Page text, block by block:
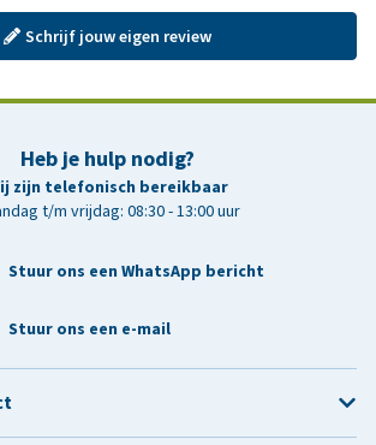
Schrijf jouw eigen review
Heb je hulp nodig?
zijn telefonisch bereikbaar
t/m vrijdag: 08:30 - 13:00 uur
Stuur ons een WhatsApp bericht
Stuur ons een e-mail